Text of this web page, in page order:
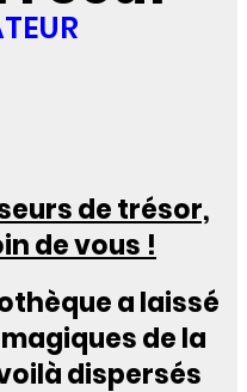
de trésor,
de vous !
a laissé
de la
dispersés